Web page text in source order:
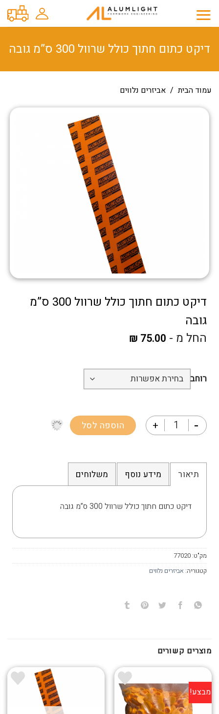
content
דיקט כתום חתוך כולל שרוול 300 ס”מ גובה
עמוד הבית / אביזרים נלווים
דיקט כתום חתוך כולל שרוול 300 ס”מ
גובה
החל מ - 75.00
₪
רוחב
כמות של דיקט כתום חתוך כולל שרוול 300 ס"מ גובה
הוספה לסל
תיאור מידע נוסף משלוחים
דיקט כתום חתוך כולל שרוול 300 ס”מ גובה
מק"ט: 77020
קטגוריה: אביזרים נלווים
מוצרים קשורים
מבצע!
הוסף ל
WISHLIST